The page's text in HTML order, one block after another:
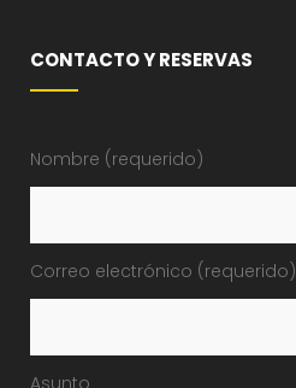
CONTACTO Y RESERVAS
Nombre (requerido)
Correo electrónico (requerido)